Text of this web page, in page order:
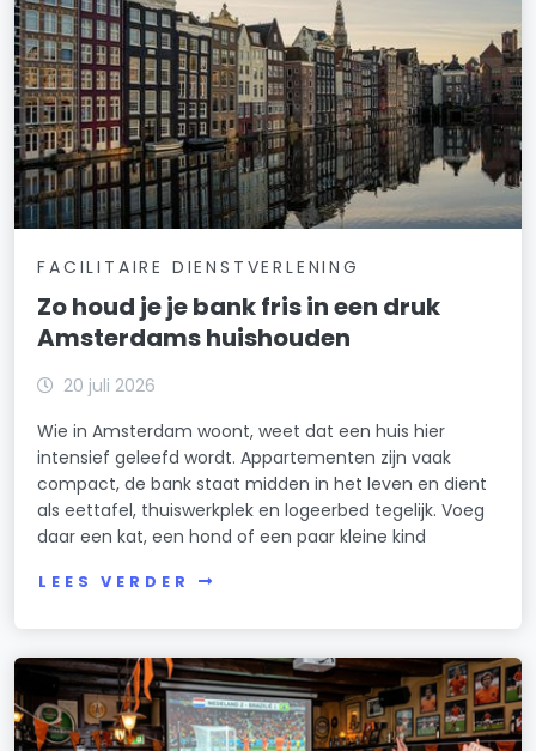
FACILITAIRE DIENSTVERLENING
Zo houd je je bank fris in een druk
Amsterdams huishouden
20 juli 2026
Wie in Amsterdam woont, weet dat een huis hier
intensief geleefd wordt. Appartementen zijn vaak
compact, de bank staat midden in het leven en dient
als eettafel, thuiswerkplek en logeerbed tegelijk. Voeg
daar een kat, een hond of een paar kleine kind
LEES VERDER